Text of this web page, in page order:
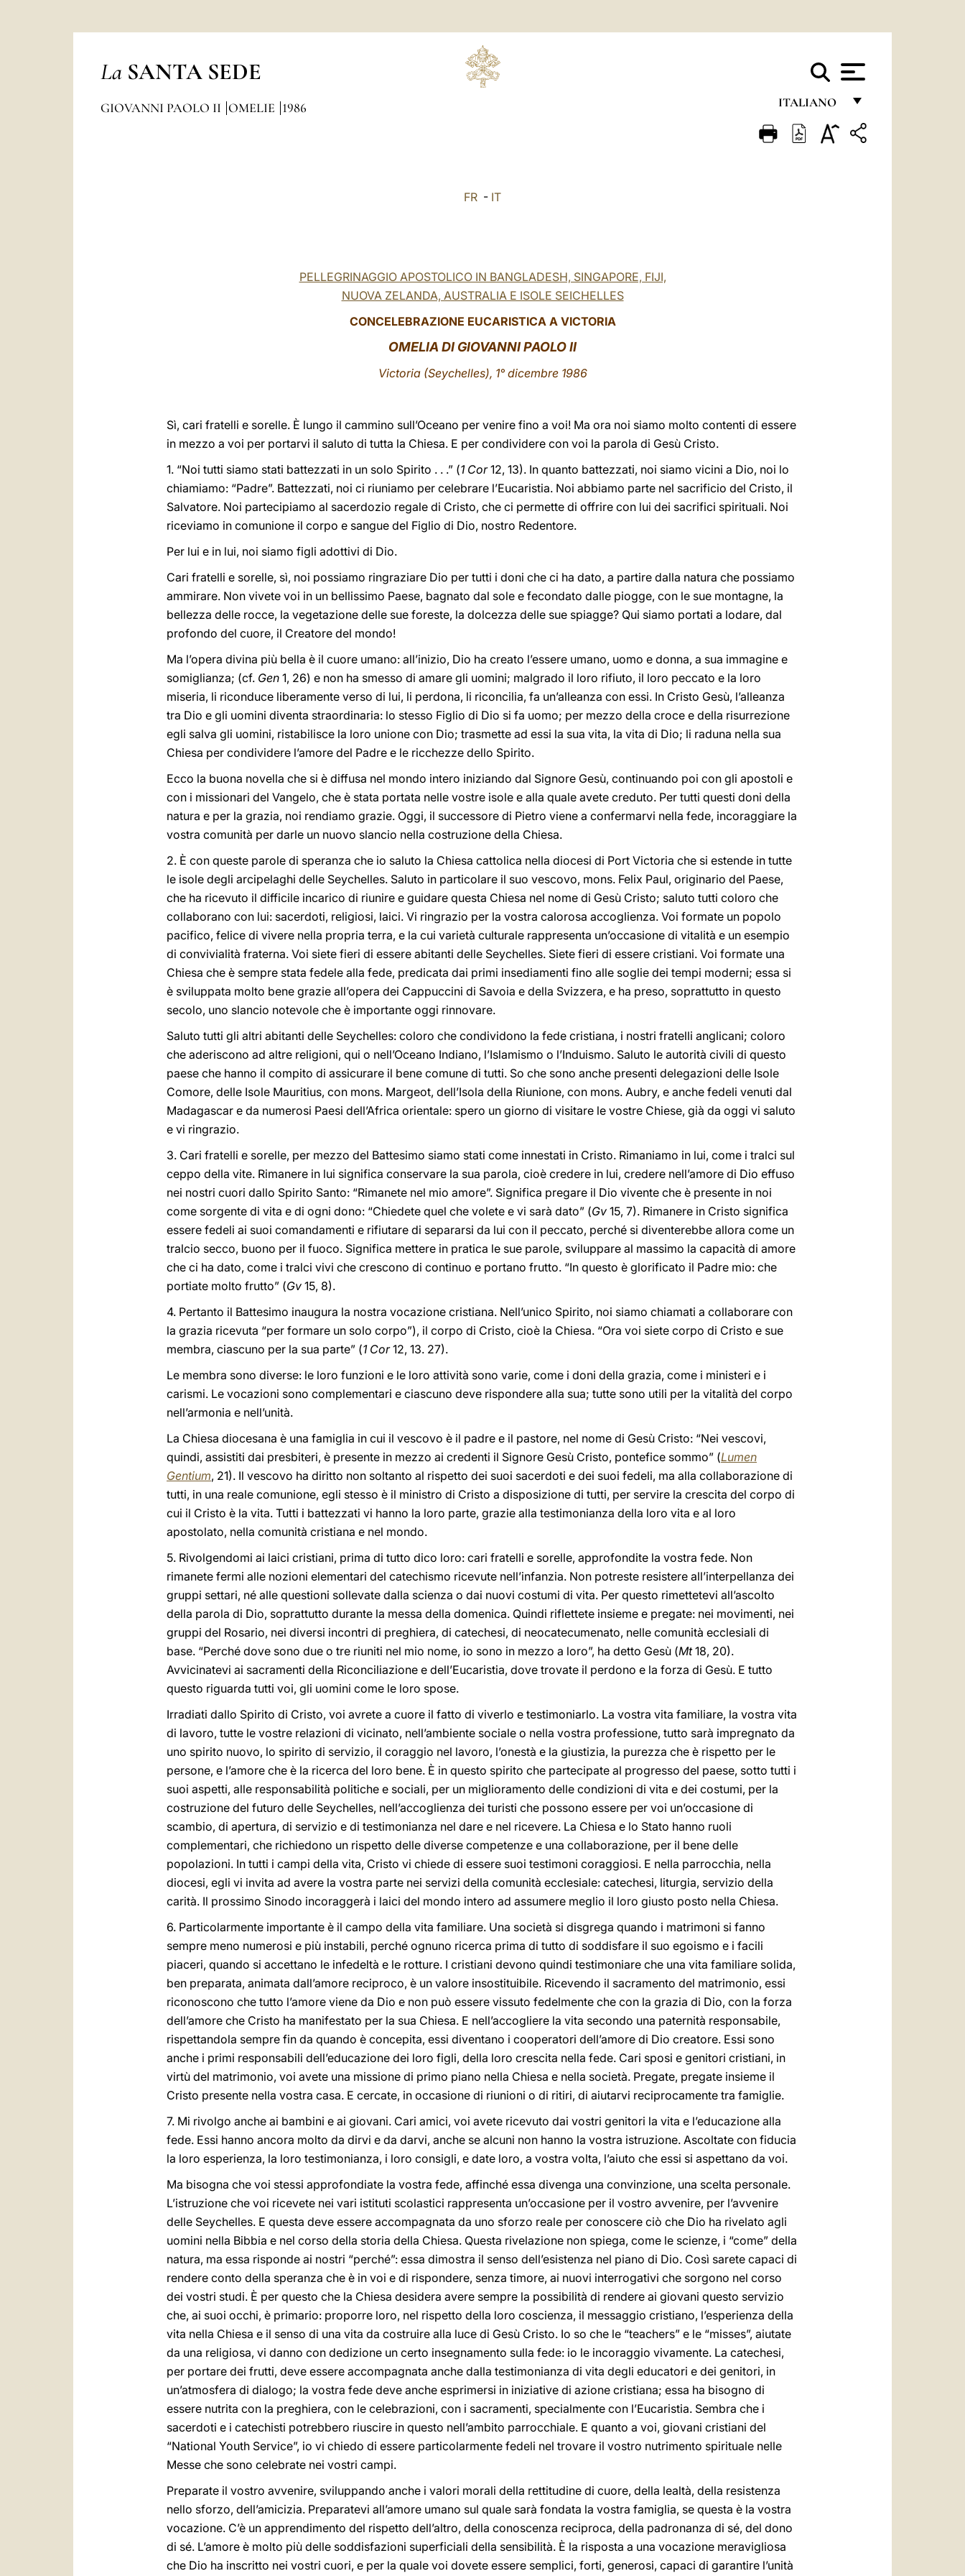
La SANTA SEDE
ITALIANO
FRANÇAIS
GIOVANNI PAOLO II OMELIE 1986
FR - IT
PELLEGRINAGGIO APOSTOLICO IN BANGLADESH, SINGAPORE, FIJI,
NUOVA ZELANDA, AUSTRALIA E ISOLE SEICHELLES
CONCELEBRAZIONE EUCARISTICA A VICTORIA
OMELIA DI GIOVANNI PAOLO II
Victoria (Seychelles), 1° dicembre 1986
Sì, cari fratelli e sorelle. È lungo il cammino sull’Oceano per venire fino a voi! Ma ora noi siamo molto contenti di essere
in mezzo a voi per portarvi il saluto di tutta la Chiesa. E per condividere con voi la parola di Gesù Cristo.
1. “Noi tutti siamo stati battezzati in un solo Spirito . . .” (1 Cor12, 13). In quanto battezzati, noi siamo vicini a Dio, noi lo
chiamiamo: “Padre”. Battezzati, noi ci riuniamo per celebrare l’Eucaristia. Noi abbiamo parte nel sacrificio del Cristo, il
Salvatore. Noi partecipiamo al sacerdozio regale di Cristo, che ci permette di offrire con lui dei sacrifici spirituali. Noi
riceviamo in comunione il corpo e sangue del Figlio di Dio, nostro Redentore.
Per lui e in lui, noi siamo figli adottivi di Dio.
Cari fratelli e sorelle, sì, noi possiamo ringraziare Dio per tutti i doni che ci ha dato, a partire dalla natura che possiamo
ammirare. Non vivete voi in un bellissimo Paese, bagnato dal sole e fecondato dalle piogge, con le sue montagne, la
bellezza delle rocce, la vegetazione delle sue foreste, la dolcezza delle sue spiagge? Qui siamo portati a lodare, dal
profondo del cuore, il Creatore del mondo!
Ma l’opera divina più bella è il cuore umano: all’inizio, Dio ha creato l’essere umano, uomo e donna, a sua immagine e
somiglianza; (cf. Gen 1, 26) e non ha smesso di amare gli uomini; malgrado il loro rifiuto, il loro peccato e la loro
miseria, li riconduce liberamente verso di lui, li perdona, li riconcilia, fa un’alleanza con essi. In Cristo Gesù, l’alleanza
tra Dio e gli uomini diventa straordinaria: lo stesso Figlio di Dio si fa uomo; per mezzo della croce e della risurrezione
egli salva gli uomini, ristabilisce la loro unione con Dio; trasmette ad essi la sua vita, la vita di Dio; li raduna nella sua
Chiesa per condividere l’amore del Padre e le ricchezze dello Spirito.
Ecco la buona novella che si è diffusa nel mondo intero iniziando dal Signore Gesù, continuando poi con gli apostoli e
con i missionari del Vangelo, che è stata portata nelle vostre isole e alla quale avete creduto. Per tutti questi doni della
natura e per la grazia, noi rendiamo grazie. Oggi, il successore di Pietro viene a confermarvi nella fede, incoraggiare la
vostra comunità per darle un nuovo slancio nella costruzione della Chiesa.
2. È con queste parole di speranza che io saluto la Chiesa cattolica nella diocesi di Port Victoria che si estende in tutte
le isole degli arcipelaghi delle Seychelles. Saluto in particolare il suo vescovo, mons. Felix Paul, originario del Paese,
che ha ricevuto il difficile incarico di riunire e guidare questa Chiesa nel nome di Gesù Cristo; saluto tutti coloro che
collaborano con lui: sacerdoti, religiosi, laici. Vi ringrazio per la vostra calorosa accoglienza. Voi formate un popolo
pacifico, felice di vivere nella propria terra, e la cui varietà culturale rappresenta un’occasione di vitalità e un esempio
di convivialità fraterna. Voi siete fieri di essere abitanti delle Seychelles. Siete fieri di essere cristiani. Voi formate una
Chiesa che è sempre stata fedele alla fede, predicata dai primi insediamenti fino alle soglie dei tempi moderni; essa si
è sviluppata molto bene grazie all’opera dei Cappuccini di Savoia e della Svizzera, e ha preso, soprattutto in questo
secolo, uno slancio notevole che è importante oggi rinnovare.
Saluto tutti gli altri abitanti delle Seychelles: coloro che condividono la fede cristiana, i nostri fratelli anglicani; coloro
che aderiscono ad altre religioni, qui o nell’Oceano Indiano, l’Islamismo o l’Induismo. Saluto le autorità civili di questo
paese che hanno il compito di assicurare il bene comune di tutti. So che sono anche presenti delegazioni delle Isole
Comore, delle Isole Mauritius, con mons. Margeot, dell’Isola della Riunione, con mons. Aubry, e anche fedeli venuti dal
Madagascar e da numerosi Paesi dell’Africa orientale: spero un giorno di visitare le vostre Chiese, già da oggi vi saluto
e vi ringrazio.
3. Cari fratelli e sorelle, per mezzo del Battesimo siamo stati come innestati in Cristo. Rimaniamo in lui, come i tralci sul
ceppo della vite. Rimanere in lui significa conservare la sua parola, cioè credere in lui, credere nell’amore di Dio effuso
nei nostri cuori dallo Spirito Santo: “Rimanete nel mio amore”. Significa pregare il Dio vivente che è presente in noi
come sorgente di vita e di ogni dono: “Chiedete quel che volete e vi sarà dato” (Gv 15, 7). Rimanere in Cristo significa
essere fedeli ai suoi comandamenti e rifiutare di separarsi da lui con il peccato, perché si diventerebbe allora come un
tralcio secco, buono per il fuoco. Significa mettere in pratica le sue parole, sviluppare al massimo la capacità di amore
che ci ha dato, come i tralci vivi che crescono di continuo e portano frutto. “In questo è glorificato il Padre mio: che
portiate molto frutto” (Gv 15, 8).
4. Pertanto il Battesimo inaugura la nostra vocazione cristiana. Nell’unico Spirito, noi siamo chiamati a collaborare con
la grazia ricevuta “per formare un solo corpo”), il corpo di Cristo, cioè la Chiesa. “Ora voi siete corpo di Cristo e sue
membra, ciascuno per la sua parte” (1 Cor12, 13. 27).
Le membra sono diverse: le loro funzioni e le loro attività sono varie, come i doni della grazia, come i ministeri e i
carismi. Le vocazioni sono complementari e ciascuno deve rispondere alla sua; tutte sono utili per la vitalità del corpo
nell’armonia e nell’unità.
La Chiesa diocesana è una famiglia in cui il vescovo è il padre e il pastore, nel nome di Gesù Cristo: “Nei vescovi,
quindi, assistiti dai presbiteri, è presente in mezzo ai credenti il Signore Gesù Cristo, pontefice sommo” (Lumen
Gentium, 21). Il vescovo ha diritto non soltanto al rispetto dei suoi sacerdoti e dei suoi fedeli, ma alla collaborazione di
tutti, in una reale comunione, egli stesso è il ministro di Cristo a disposizione di tutti, per servire la crescita del corpo di
cui il Cristo è la vita. Tutti i battezzati vi hanno la loro parte, grazie alla testimonianza della loro vita e al loro
apostolato, nella comunità cristiana e nel mondo.
5. Rivolgendomi ai laici cristiani, prima di tutto dico loro: cari fratelli e sorelle, approfondite la vostra fede. Non
rimanete fermi alle nozioni elementari del catechismo ricevute nell’infanzia. Non potreste resistere all’interpellanza dei
gruppi settari, né alle questioni sollevate dalla scienza o dai nuovi costumi di vita. Per questo rimettetevi all’ascolto
della parola di Dio, soprattutto durante la messa della domenica. Quindi riflettete insieme e pregate: nei movimenti, nei
gruppi del Rosario, nei diversi incontri di preghiera, di catechesi, di neocatecumenato, nelle comunità ecclesiali di
base. “Perché dove sono due o tre riuniti nel mio nome, io sono in mezzo a loro”, ha detto Gesù (Mt18, 20).
Avvicinatevi ai sacramenti della Riconciliazione e dell’Eucaristia, dove trovate il perdono e la forza di Gesù. E tutto
questo riguarda tutti voi, gli uomini come le loro spose.
Irradiati dallo Spirito di Cristo, voi avrete a cuore il fatto di viverlo e testimoniarlo. La vostra vita familiare, la vostra vita
di lavoro, tutte le vostre relazioni di vicinato, nell’ambiente sociale o nella vostra professione, tutto sarà impregnato da
uno spirito nuovo, lo spirito di servizio, il coraggio nel lavoro, l’onestà e la giustizia, la purezza che è rispetto per le
persone, e l’amore che è la ricerca del loro bene. È in questo spirito che partecipate al progresso del paese, sotto tutti i
suoi aspetti, alle responsabilità politiche e sociali, per un miglioramento delle condizioni di vita e dei costumi, per la
costruzione del futuro delle Seychelles, nell’accoglienza dei turisti che possono essere per voi un’occasione di
scambio, di apertura, di servizio e di testimonianza nel dare e nel ricevere. La Chiesa e lo Stato hanno ruoli
complementari, che richiedono un rispetto delle diverse competenze e una collaborazione, per il bene delle
popolazioni. In tutti i campi della vita, Cristo vi chiede di essere suoi testimoni coraggiosi. E nella parrocchia, nella
diocesi, egli vi invita ad avere la vostra parte nei servizi della comunità ecclesiale: catechesi, liturgia, servizio della
carità. Il prossimo Sinodo incoraggerà i laici del mondo intero ad assumere meglio il loro giusto posto nella Chiesa.
6. Particolarmente importante è il campo della vita familiare. Una società si disgrega quando i matrimoni si fanno
sempre meno numerosi e più instabili, perché ognuno ricerca prima di tutto di soddisfare il suo egoismo e i facili
piaceri, quando si accettano le infedeltà e le rotture. I cristiani devono quindi testimoniare che una vita familiare solida,
ben preparata, animata dall’amore reciproco, è un valore insostituibile. Ricevendo il sacramento del matrimonio, essi
riconoscono che tutto l’amore viene da Dio e non può essere vissuto fedelmente che con la grazia di Dio, con la forza
dell’amore che Cristo ha manifestato per la sua Chiesa. E nell’accogliere la vita secondo una paternità responsabile,
rispettandola sempre fin da quando è concepita, essi diventano i cooperatori dell’amore di Dio creatore. Essi sono
anche i primi responsabili dell’educazione dei loro figli, della loro crescita nella fede. Cari sposi e genitori cristiani, in
virtù del matrimonio, voi avete una missione di primo piano nella Chiesa e nella società. Pregate, pregate insieme il
Cristo presente nella vostra casa. E cercate, in occasione di riunioni o di ritiri, di aiutarvi reciprocamente tra famiglie.
7. Mi rivolgo anche ai bambini e ai giovani. Cari amici, voi avete ricevuto dai vostri genitori la vita e l’educazione alla
fede. Essi hanno ancora molto da dirvi e da darvi, anche se alcuni non hanno la vostra istruzione. Ascoltate con fiducia
la loro esperienza, la loro testimonianza, i loro consigli, e date loro, a vostra volta, l’aiuto che essi si aspettano da voi.
Ma bisogna che voi stessi approfondiate la vostra fede, affinché essa divenga una convinzione, una scelta personale.
L’istruzione che voi ricevete nei vari istituti scolastici rappresenta un’occasione per il vostro avvenire, per l’avvenire
delle Seychelles. E questa deve essere accompagnata da uno sforzo reale per conoscere ciò che Dio ha rivelato agli
uomini nella Bibbia e nel corso della storia della Chiesa. Questa rivelazione non spiega, come le scienze, i “come” della
natura, ma essa risponde ai nostri “perché”: essa dimostra il senso dell’esistenza nel piano di Dio. Così sarete capaci di
rendere conto della speranza che è in voi e di rispondere, senza timore, ai nuovi interrogativi che sorgono nel corso
dei vostri studi. È per questo che la Chiesa desidera avere sempre la possibilità di rendere ai giovani questo servizio
che, ai suoi occhi, è primario: proporre loro, nel rispetto della loro coscienza, il messaggio cristiano, l’esperienza della
vita nella Chiesa e il senso di una vita da costruire alla luce di Gesù Cristo. Io so che le “teachers” e le “misses”, aiutate
da una religiosa, vi danno con dedizione un certo insegnamento sulla fede: io le incoraggio vivamente. La catechesi,
per portare dei frutti, deve essere accompagnata anche dalla testimonianza di vita degli educatori e dei genitori, in
un’atmosfera di dialogo; la vostra fede deve anche esprimersi in iniziative di azione cristiana; essa ha bisogno di
essere nutrita con la preghiera, con le celebrazioni, con i sacramenti, specialmente con l’Eucaristia. Sembra che i
sacerdoti e i catechisti potrebbero riuscire in questo nell’ambito parrocchiale. E quanto a voi, giovani cristiani del
“National Youth Service”, io vi chiedo di essere particolarmente fedeli nel trovare il vostro nutrimento spirituale nelle
Messe che sono celebrate nei vostri campi.
Preparate il vostro avvenire, sviluppando anche i valori morali della rettitudine di cuore, della lealtà, della resistenza
nello sforzo, dell’amicizia. Preparatevi all’amore umano sul quale sarà fondata la vostra famiglia, se questa è la vostra
vocazione. C’è un apprendimento del rispetto dell’altro, della conoscenza reciproca, della padronanza di sé, del dono
di sé. L’amore è molto più delle soddisfazioni superficiali della sensibilità. È la risposta a una vocazione meravigliosa
che Dio ha inscritto nei vostri cuori, e per la quale voi dovete essere semplici, forti, generosi, capaci di garantire l’unità